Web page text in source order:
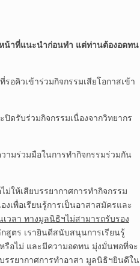
น้าที่แนะนำก่อนทำ แต่ท่านต้องอดทน
อคิวเข้าร่วมกิจกรรมเสียโอกาสเข้า
ดรับร่วมกิจกรรมเนื่องจากวิทยากร
ามร่วมมือในการทำกิจกรรมร่วมกัน
ไม่ให้เสียบรรยากาศการทำกิจกรรม
เพื่อเรียนรู้การเป็นอาสาสมัครและ
วลา ทางมูลนิธิฯไม่สามารถรับรอง
สูตร เรายินดีสนับสนุนการเรียนรู้
รือไม่ และมีความอดทน มุ่งมั่นพอที่จะ
รรยากาศการทำอาสา มูลนิธิฯยินดีใน